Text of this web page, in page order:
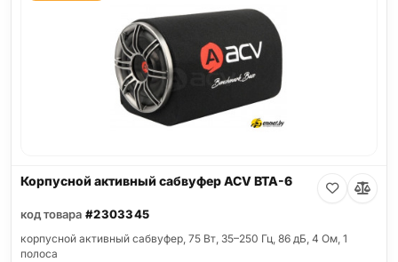
Корпусной активный сабвуфер ACV BTA-6
код товара #2303345
корпусной активный сабвуфер, 75 Вт, 35–250 Гц, 86 дБ, 4 Ом, 1
полоса